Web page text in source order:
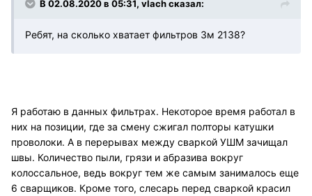
В 02.08.2020 в 05:31, vlach сказал:
Ребят, на сколько хватает фильтров 3м 2138?
Я работаю в данных фильтрах. Некоторое время работал в
них на позиции, где за смену сжигал полторы катушки
проволоки. А в перерывах между сваркой УШМ зачищал
швы. Количество пыли, грязи и абразива вокруг
колоссальное, ведь вокруг тем же самым занималось еще
6 сварщиков. Кроме того, слесарь перед сваркой красил